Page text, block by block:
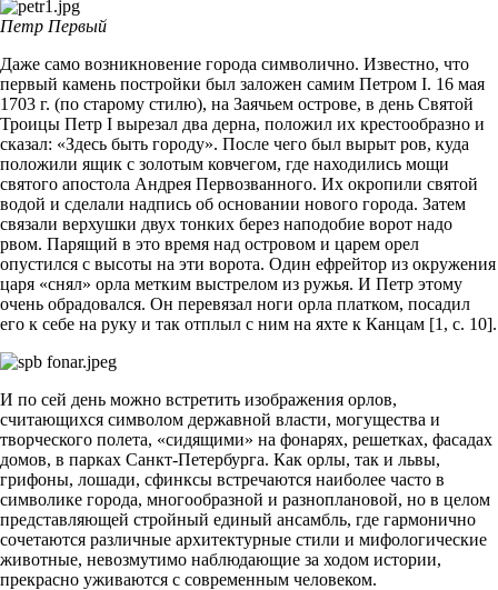
Петр Первый
Даже само возникновение города символично. Известно, что
первый камень постройки был заложен самим Петром I. 16 мая
1703 г. (по старому стилю), на Заячьем острове, в день Святой
Троицы Петр I вырезал два дерна, положил их крестообразно и
сказал: «Здесь быть городу». После чего был вырыт ров, куда
положили ящик с золотым ковчегом, где находились мощи
святого апостола Андрея Первозванного. Их окропили святой
водой и сделали надпись об основании нового города. Затем
связали верхушки двух тонких берез наподобие ворот надо
рвом. Парящий в это время над островом и царем орел
опустился с высоты на эти ворота. Один ефрейтор из окружения
царя «снял» орла метким выстрелом из ружья. И Петр этому
очень обрадовался. Он перевязал ноги орла платком, посадил
его к себе на руку и так отплыл с ним на яхте к Канцам [1, с. 10].
И по сей день можно встретить изображения орлов,
считающихся символом державной власти, могущества и
творческого полета, «сидящими» на фонарях, решетках, фасадах
домов, в парках Санкт-Петербурга. Как орлы, так и львы,
грифоны, лошади, сфинксы встречаются наиболее часто в
символике города, многообразной и разноплановой, но в целом
представляющей стройный единый ансамбль, где гармонично
сочетаются различные архитектурные стили и мифологические
животные, невозмутимо наблюдающие за ходом истории,
прекрасно уживаются с современным человеком.